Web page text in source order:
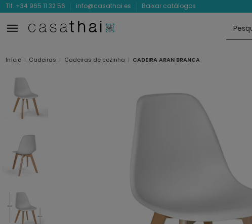
Tlf. +34 965 11 32 56 info@casathai.es Baixar catálogos
Início Cadeiras Cadeiras de cozinha CADEIRA ARAN BRANCA